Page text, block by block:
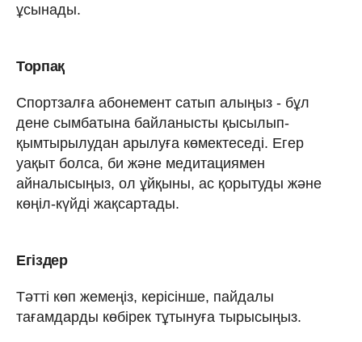
ұсынады.
Торпақ
Спортзалға абонемент сатып алыңыз - бұл
дене сымбатына байланысты қысылып-
қымтырылудан арылуға көмектеседі. Егер
уақыт болса, би және медитациямен
айналысыңыз, ол ұйқыны, ас қорытуды және
көңіл-күйді жақсартады.
Егіздер
Тәтті көп жемеңіз, керісінше, пайдалы
тағамдарды көбірек тұтынуға тырысыңыз.